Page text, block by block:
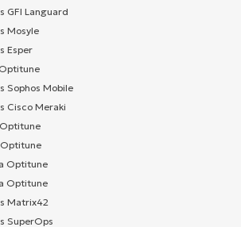
GFI Languard
Mosyle
Esper
Sophos Mobile
Cisco Meraki
Optitune
Optitune
Matrix42
SuperOps